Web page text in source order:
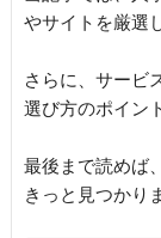
やサイトを厳選
さらに、サービ
選び方のポイン
最後まで読めば
きっと見つかり